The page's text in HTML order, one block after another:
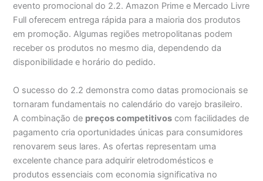
evento promocional do 2.2. Amazon Prime e Mercado Livre
Full oferecem entrega rápida para a maioria dos produtos
em promoção. Algumas regiões metropolitanas podem
receber os produtos no mesmo dia, dependendo da
disponibilidade e horário do pedido.
O sucesso do 2.2 demonstra como datas promocionais se
tornaram fundamentais no calendário do varejo brasileiro.
A combinação de preços competitivos com facilidades de
pagamento cria oportunidades únicas para consumidores
renovarem seus lares. As ofertas representam uma
excelente chance para adquirir eletrodomésticos e
produtos essenciais com economia significativa no